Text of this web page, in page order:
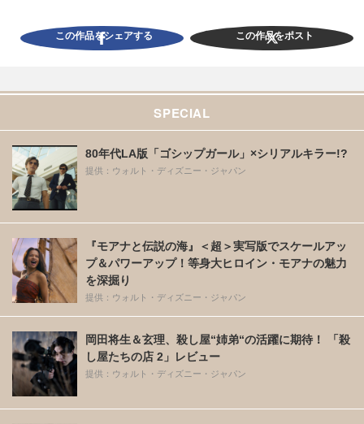
この作品をシェアする この作品をポスト
SPECIAL
80年代LA版「ゴシップガール」×シリアルキラー!?
提供：ウォルト・ディズニー・ジャパン
『モアナと伝説の海』＜超＞実写版でスケールアッ
プ＆パワーアップ！等身大ヒロイン・モアナの魅力
を深掘り
提供：ウォルト・ディズニー・ジャパン
岡田将生＆玄理、殺し屋“姉弟“の活躍に期待！ 「殺
し屋たちの店 2」レビュー
提供：ウォルト・ディズニー・ジャパン